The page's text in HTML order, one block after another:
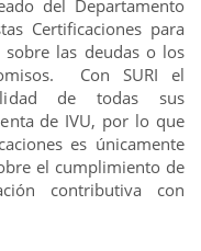
del Departamento
Certificaciones para
las deudas o los
Con SURI el
de todas sus
de IVU, por lo que
es únicamente
el cumplimiento de
contributiva con